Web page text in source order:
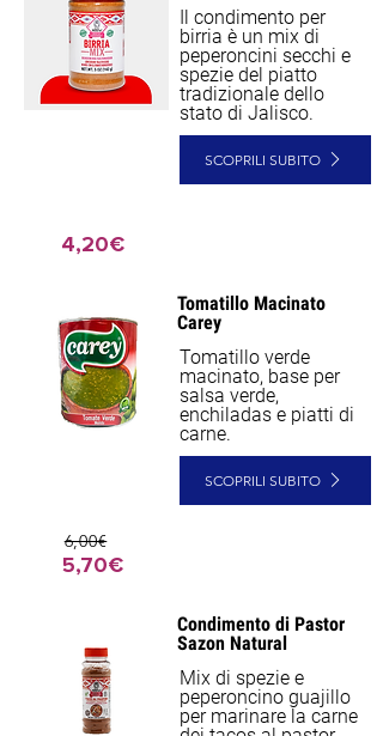
Il condimento per
birria è un mix di
peperoncini secchi e
spezie del piatto
tradizionale dello
stato di Jalisco.
SCOPRILI SUBITO
4,20€
Tomatillo Macinato
Carey
Tomatillo verde
macinato, base per
salsa verde,
enchiladas e piatti di
carne.
SCOPRILI SUBITO
6,00€
5,70€
Condimento di Pastor
Sazon Natural
Mix di spezie e
peperoncino guajillo
per marinare la carne